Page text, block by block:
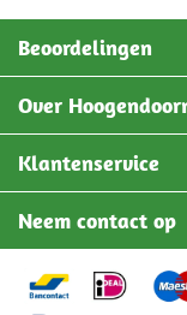
Beoordelingen
Over
Klantenservice
Neem contact op